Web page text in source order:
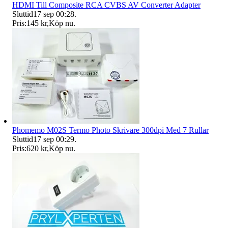
HDMI Till Composite RCA CVBS AV Converter Adapter
Sluttid17 sep 00:28.
Pris:145 kr,Köp nu.
Phomemo M02S Termo Photo Skrivare 300dpi Med 7 Rullar
Sluttid17 sep 00:29.
Pris:620 kr,Köp nu.